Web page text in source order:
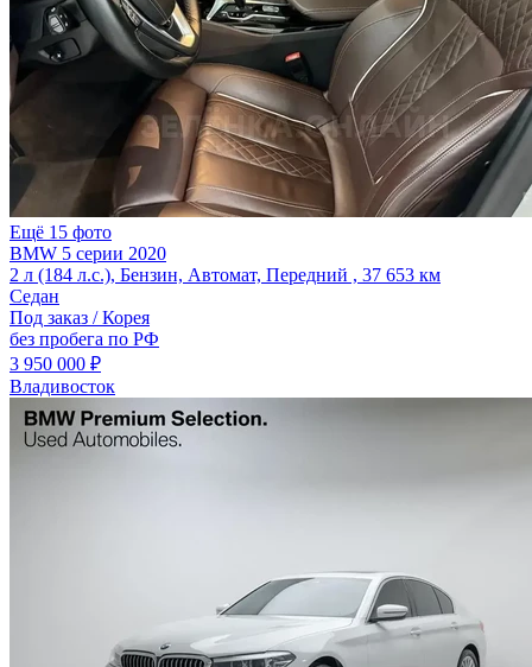
Ещё 15 фото
BMW 5 серии 2020
2 л (184 л.с.), Бензин, Автомат, Передний , 37 653 км
Седан
Под заказ / Корея
без пробега по РФ
3 950 000 ₽
Владивосток